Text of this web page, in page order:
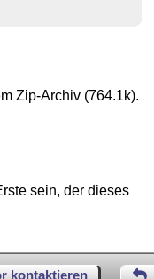
Zip-Archiv (764.1k).
sein, der dieses
kontaktieren